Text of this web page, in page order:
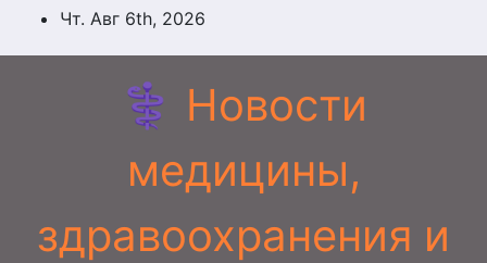
ПерейтиЧт. Авг 6th, 2026
⚕️ Новости
медицины,
здравоохранения и